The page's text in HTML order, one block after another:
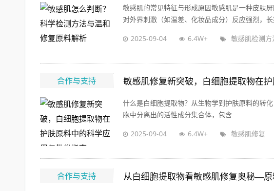
敏感肌的常见特征与形成原因敏感肌是一种皮肤
对外界刺激（如温差、化妆品成分）反应强烈，长
2025-09-04 6.4W+ 敏感肌检测方
合作与支持 敏感肌修复新突破，白细胞提取物在
什么是白细胞提取物？从生物学到护肤原料的转
胞中分离出的活性成分集合体，包含...
2025-09-04 6.4W+ 敏感肌修复
合作与支持 从白细胞提取物看敏感肌修复奥秘—